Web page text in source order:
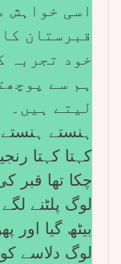
اسی خواہش
قبرستان
خود تجربہ
ہم سے
لیتے ہیں۔
ہنستے
کہتا کہتا
چکا تھا قبر
لوگ پلٹنے
بیٹھ گیا اور
لوگ دلاسے